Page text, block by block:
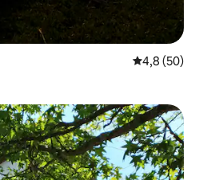
4,8 (50)